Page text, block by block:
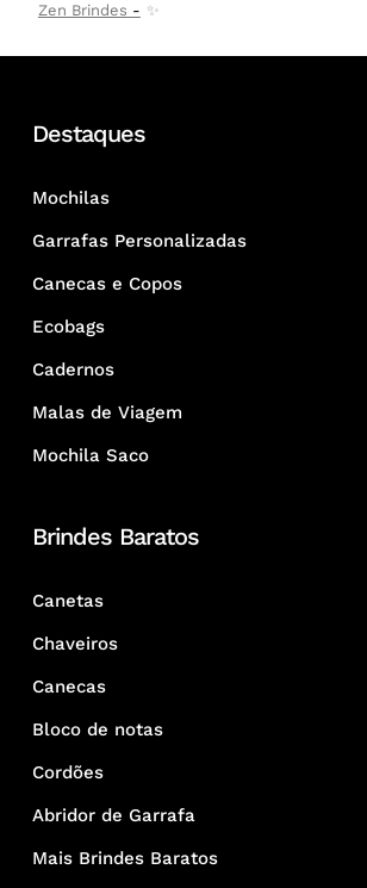
Zen Brindes
✨
Destaques
Mochilas
Garrafas Personalizadas
Canecas e Copos
Ecobags
Cadernos
Malas de Viagem
Mochila Saco
Brindes Baratos
Canetas
Chaveiros
Canecas
Bloco de notas
Cordões
Abridor de Garrafa
Mais Brindes Baratos